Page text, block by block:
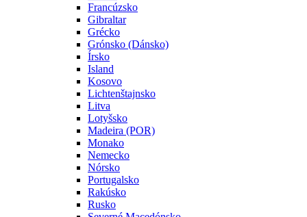
Francúzsko
Gibraltar
Grécko
Grónsko (Dánsko)
Írsko
Island
Kosovo
Lichtenštajnsko
Litva
Lotyšsko
Madeira (POR)
Monako
Nemecko
Nórsko
Portugalsko
Rakúsko
Rusko